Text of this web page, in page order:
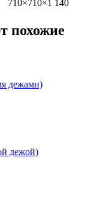
710×710×1 140
похожие
дежами)
дежой)